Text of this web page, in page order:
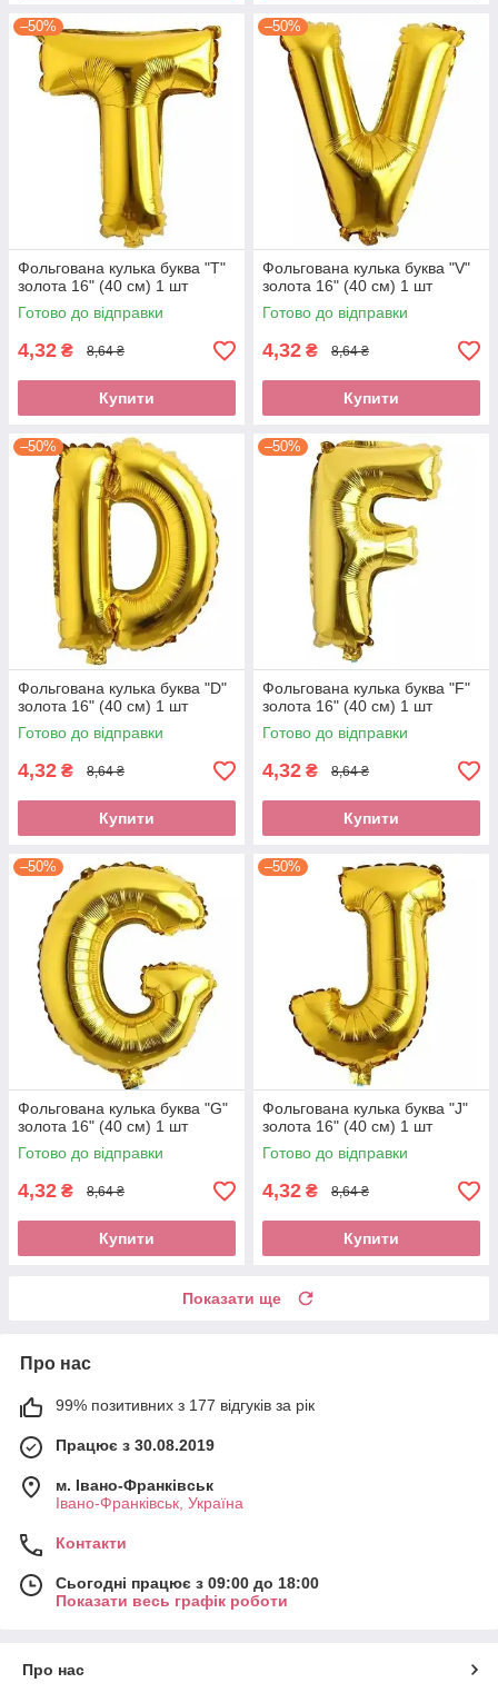
–50%
Фольгована кулька буква "T"
золота 16" (40 см) 1 шт
Готово до відправки
4,32 ₴ 8,64 ₴
Купити
–50%
Фольгована кулька буква "V"
золота 16" (40 см) 1 шт
Готово до відправки
4,32 ₴ 8,64 ₴
Купити
–50%
Фольгована кулька буква "D"
золота 16" (40 см) 1 шт
Готово до відправки
4,32 ₴ 8,64 ₴
Купити
–50%
Фольгована кулька буква "F"
золота 16" (40 см) 1 шт
Готово до відправки
4,32 ₴ 8,64 ₴
Купити
–50%
Фольгована кулька буква "G"
золота 16" (40 см) 1 шт
Готово до відправки
4,32 ₴ 8,64 ₴
Купити
–50%
Фольгована кулька буква "J"
золота 16" (40 см) 1 шт
Готово до відправки
4,32 ₴ 8,64 ₴
Купити
Показати ще
Про нас
99% позитивних з 177 відгуків за рік
Працює з 30.08.2019
м. Івано-Франківськ
Івано-Франківськ, Україна
Контакти
Сьогодні працює з 09:00 до 18:00
Показати весь графік роботи
Про нас